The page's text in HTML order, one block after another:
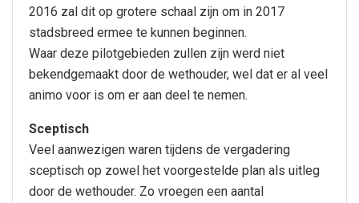
2016 zal dit op grotere schaal zijn om in 2017
stadsbreed ermee te kunnen beginnen.
Waar deze pilotgebieden zullen zijn werd niet
bekendgemaakt door de wethouder, wel dat er al veel
animo voor is om er aan deel te nemen.
Sceptisch
Veel aanwezigen waren tijdens de vergadering
sceptisch op zowel het voorgestelde plan als uitleg
door de wethouder. Zo vroegen een aantal